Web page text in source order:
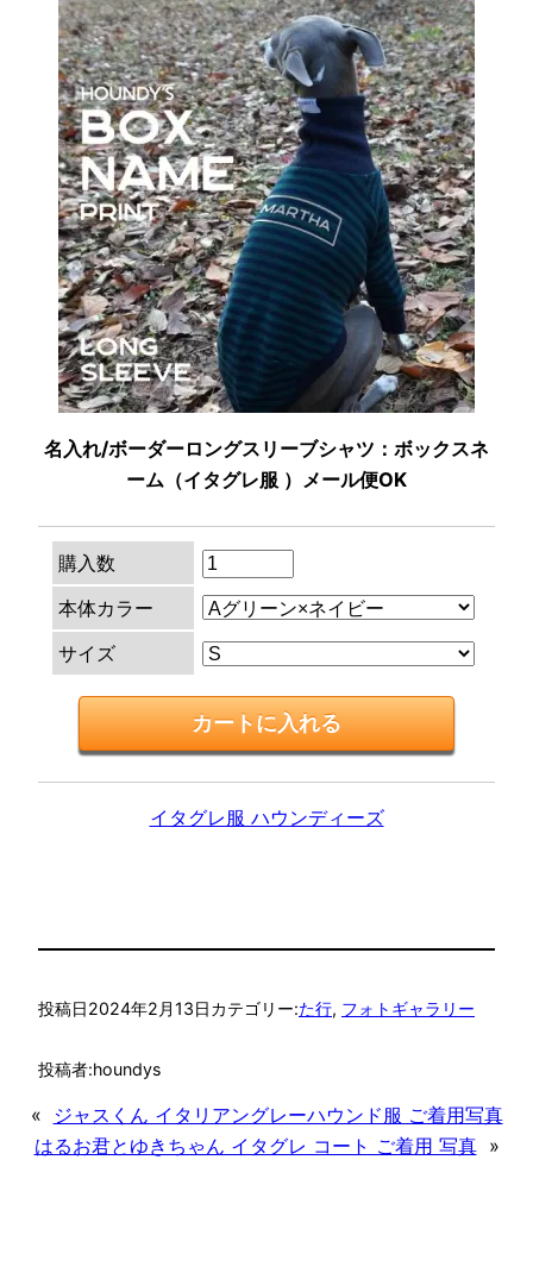
名入れ/ボーダーロングスリーブシャツ：ボックスネ
ーム（イタグレ服 ）メール便OK
購入数
本体カラー
サイズ
イタグレ服 ハウンディーズ
投稿日2024年2月13日カテゴリー:た行, フォトギャラリー
投稿者:houndys
«
ジャスくん イタリアングレーハウンド服 ご着用写真
はるお君とゆきちゃん イタグレ コート ご着用 写真 »